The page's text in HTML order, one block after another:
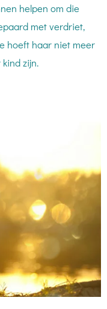
helpen om die
met verdriet,
hoeft haar niet meer
zijn.